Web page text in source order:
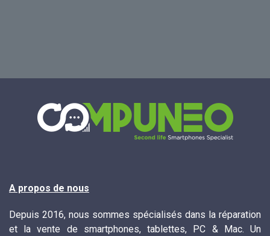
A propos de nous
Depuis 2016, nous sommes spécialisés dans la réparation
et la vente de smartphones, tablettes, PC & Mac. Un